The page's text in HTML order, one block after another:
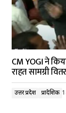
CM YOGI ने
राहत सामग्री
उत्तर प्रदेश प्रादेशिक